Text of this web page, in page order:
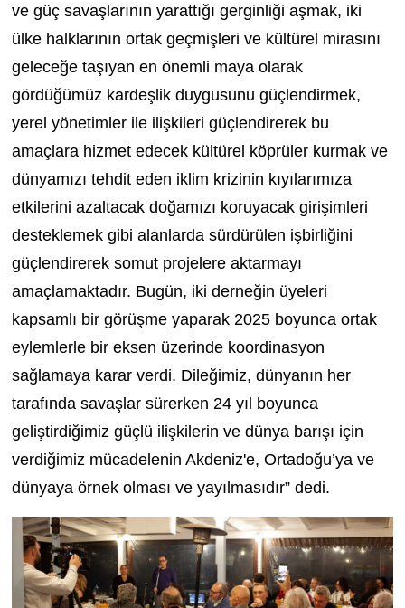
ve güç savaşlarının yarattığı gerginliği aşmak, iki
ülke halklarının ortak geçmişleri ve kültürel mirasını
geleceğe taşıyan en önemli maya olarak
gördüğümüz kardeşlik duygusunu güçlendirmek,
yerel yönetimler ile ilişkileri güçlendirerek bu
amaçlara hizmet edecek kültürel köprüler kurmak ve
dünyamızı tehdit eden iklim krizinin kıyılarımıza
etkilerini azaltacak doğamızı koruyacak girişimleri
desteklemek gibi alanlarda sürdürülen işbirliğini
güçlendirerek somut projelere aktarmayı
amaçlamaktadır. Bugün, iki derneğin üyeleri
kapsamlı bir görüşme yaparak 2025 boyunca ortak
eylemlerle bir eksen üzerinde koordinasyon
sağlamaya karar verdi. Dileğimiz, dünyanın her
tarafında savaşlar sürerken 24 yıl boyunca
geliştirdiğimiz güçlü ilişkilerin ve dünya barışı için
verdiğimiz mücadelenin Akdeniz'e, Ortadoğu’ya ve
dünyaya örnek olması ve yayılmasıdır” dedi.